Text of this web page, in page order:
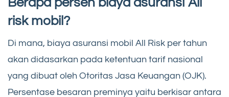
risk mobil?
Di mana, biaya asuransi mobil All Risk per tahun
akan didasarkan pada ketentuan tarif nasional
yang dibuat oleh Otoritas Jasa Keuangan (OJK).
Persentase besaran preminya yaitu berkisar antara